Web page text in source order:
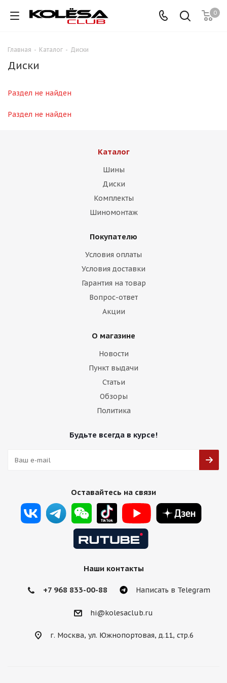
0
Главная - Каталог - Диски
Диски
Раздел не найден
Раздел не найден
Каталог
Шины
Диски
Комплекты
Шиномонтаж
Покупателю
Условия оплаты
Условия доставки
Гарантия на товар
Вопрос-ответ
Акции
О магазине
Новости
Пункт выдачи
Статьи
Обзоры
Политика
Будьте всегда в курсе!
Оставайтесь на связи
Наши контакты
+7 968 833-00-88 Написать в Telegram
hi@kolesaclub.ru
г. Москва, ул. Южнопортовая, д.11, стр.6